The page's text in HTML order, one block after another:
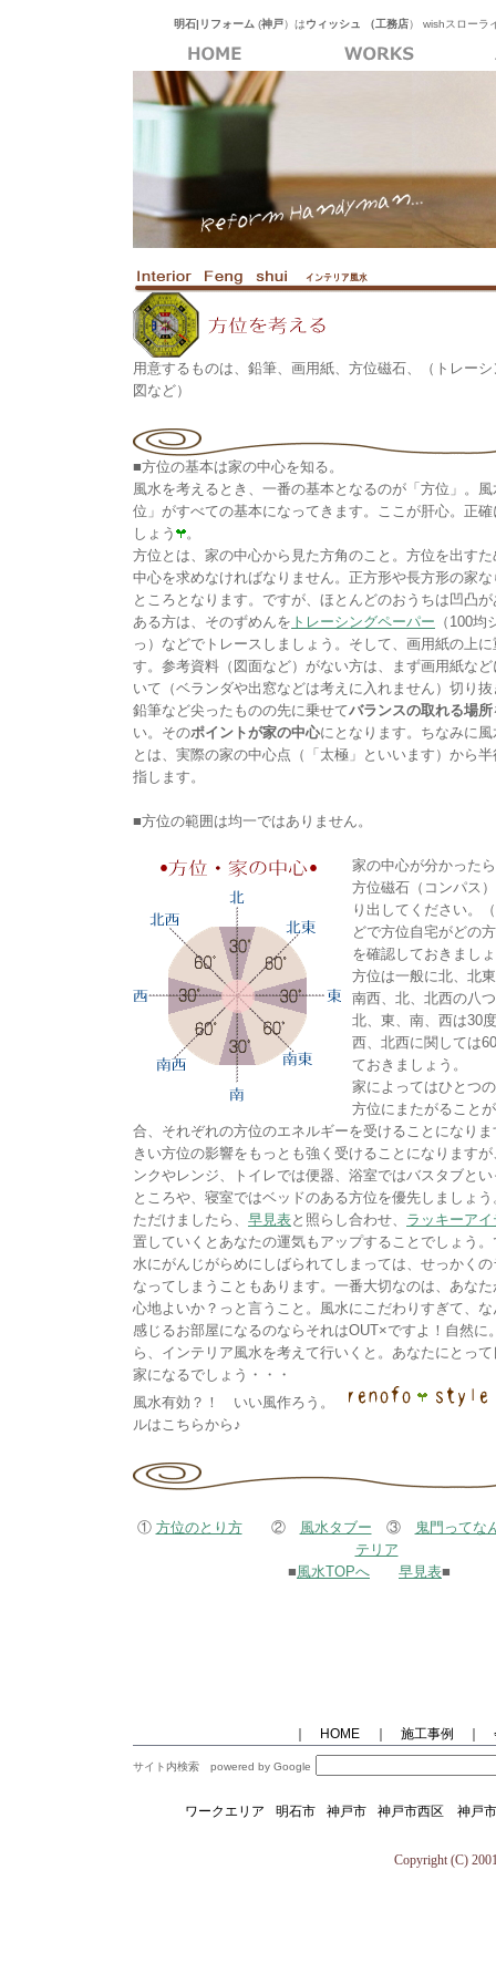
明石|リフォーム (神戸）はウィッシュ （工務店） wishスローラ
用意するものは、鉛筆、画用紙、方位磁石、（トレー
図など）
■方位の基本は家の中心を知る。
風水を考えるとき、一番の基本となるのが「方位」。
位」がすべての基本になってきます。ここが肝心。正
しょう
。
方位とは、家の中心から見た方角のこと。方位を出す
中心を求めなければなりません。正方形や長方形の家
ところとなります。ですが、ほとんどのおうちは凹凸
ある方は、そのずめんを トレーシングペーパー （100
っ）などでトレースしましょう。そして、画用紙の上
す。参考資料（図面など）がない方は、まず画用紙な
いて（ベランダや出窓などは考えに入れません）切り
鉛筆など尖ったものの先に乗せてバランスの取れる場所
い。そのポイントが家の中心にとなります。ちなみに
とは、実際の家の中心点（「太極」といいます）から
指します。
■方位の範囲は均一ではありません。
家の中心が分かった
方位磁石（コンパス
り出してください。（
どで方位自宅がどの
を確認しておきまし
方位は一般に北、北
南西、北、北西の八
北、東、南、西は30
西、北西に関しては
ておきましょう。
家によってはひとつ
方位にまたがること
合、それぞれの方位のエネルギーを受けることになり
きい方位の影響をもっとも強く受けることになります
ンクやレンジ、トイレでは便器、浴室ではバスタブと
ところや、寝室ではベッドのある方位を優先しましょ
ただけましたら、 早見表と照らし合わせ、 ラッキーアイ
置していくとあなたの運気もアップすることでしょう
水にがんじがらめにしばられてしまっては、せっかく
なってしまうこともあります。一番大切なのは、あな
心地よいか？っと言うこと。風水にこだわりすぎて、
感じるお部屋になるのならそれはOUT×ですよ！自然に
ら、インテリア風水を考えて行いくと。あなたにとっ
家になるでしょう・・・
風水有効？！ いい風作ろう。
ルはこちらから♪
① 方位のとり方② 風水タブー ③
鬼門ってな
テリア
■風水TOPへ 早見表■
｜ HOME ｜ 施工事例
サイト内検索 powered by Google
ワークエリア 明石市 神戸市 神戸市西区 神戸
Copyright (C)